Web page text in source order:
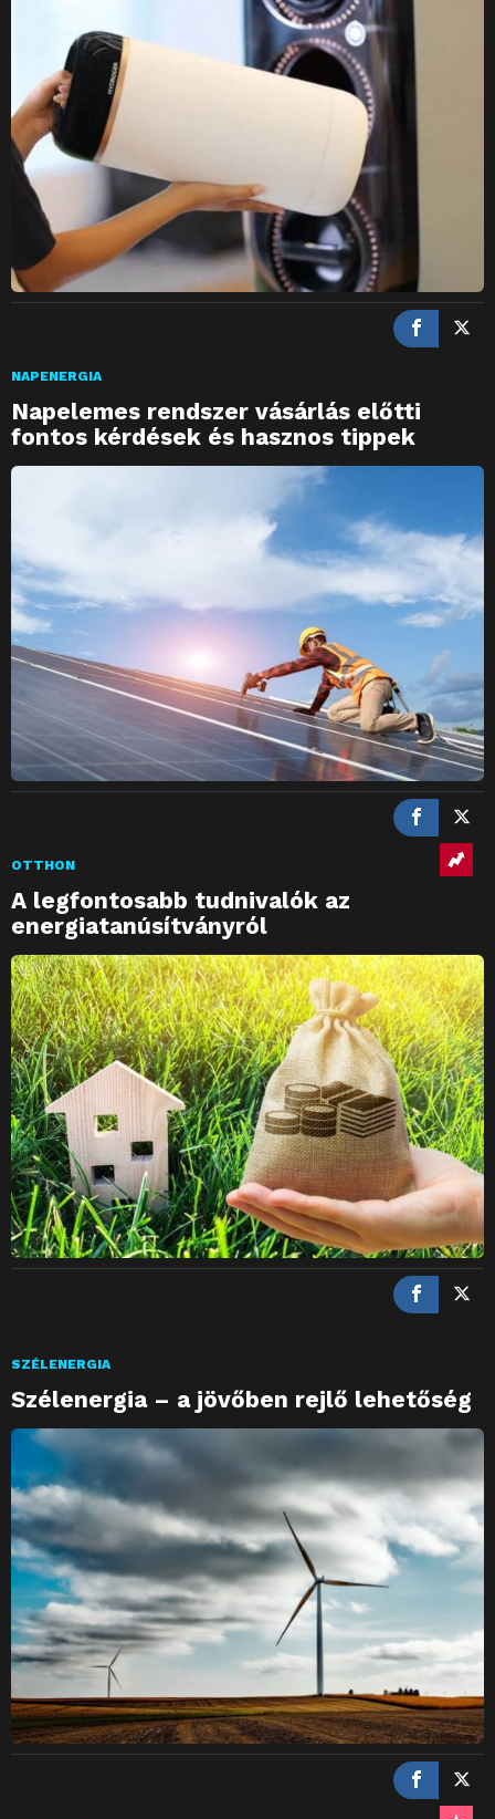
NAPENERGIA
Napelemes rendszer vásárlás előtti
fontos kérdések és hasznos tippek
OTTHON
A legfontosabb tudnivalók az
energiatanúsítványról
SZÉLENERGIA
Szélenergia – a jövőben rejlő lehetőség